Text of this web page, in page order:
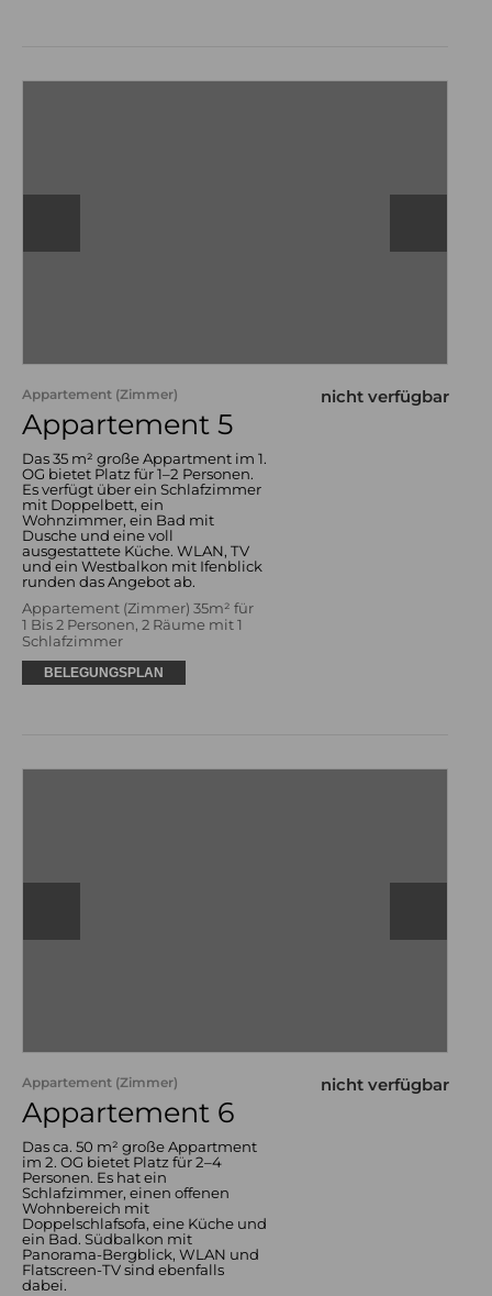
Appartement (Zimmer)
Appartement 5
Das 35 m² große Appartment im 1.
OG bietet Platz für 1–2 Personen.
Es verfügt über ein Schlafzimmer
mit Doppelbett, ein
Wohnzimmer, ein Bad mit
Dusche und eine voll
ausgestattete Küche. WLAN, TV
und ein Westbalkon mit Ifenblick
runden das Angebot ab.
Appartement (Zimmer) 35m² für
1 Bis 2 Personen, 2 Räume mit 1
Schlafzimmer
nicht verfügbar
BELEGUNGSPLAN
Appartement (Zimmer)
Appartement 6
Das ca. 50 m² große Appartment
im 2. OG bietet Platz für 2–4
Personen. Es hat ein
Schlafzimmer, einen offenen
Wohnbereich mit
Doppelschlafsofa, eine Küche und
ein Bad. Südbalkon mit
Panorama-Bergblick, WLAN und
Flatscreen-TV sind ebenfalls
dabei.
nicht verfügbar